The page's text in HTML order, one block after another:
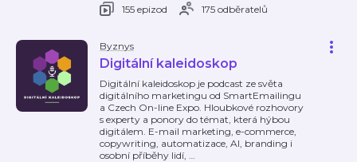
155 epizod
175 odběratelů
Byznys
Digitální kaleidoskop
Digitální kaleidoskop je podcast ze světa
digitálního marketingu od SmartEmailingu
a Czech On-line Expo. Hloubkové rozhovory
s experty a ponory do témat, která hýbou
digitálem. E-mail marketing, e-commerce,
copywriting, automatizace, AI, branding i
osobní příběhy lidí, …